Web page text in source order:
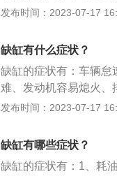
致动力不足、没动力，
障；3、缸线受到损耗
射和雾化；5、火花塞
发布时间：2023-07-17
缺缸有什么症状？
缺缸的症状有：车辆怠
难、发动机容易熄火、
力，共有缸数或少数缸
耗；4、喷油嘴聚有积
塞积碳过多。
发布时间：2023-07-17
缺缸有哪些症状？
缺缸的症状有：1、耗